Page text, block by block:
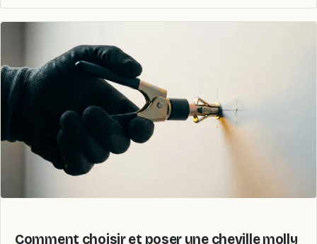
Comment choisir et poser une cheville molly